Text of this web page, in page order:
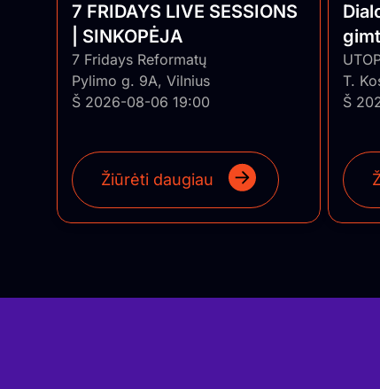
7 FRIDAYS LIVE SESSIONS
| SINKOPĖJA
7 Fridays Reformatų
Pylimo g. 9A, Vilnius
Š 2026-08-06 19:00
Žiūrėti daugiau
T.
Š